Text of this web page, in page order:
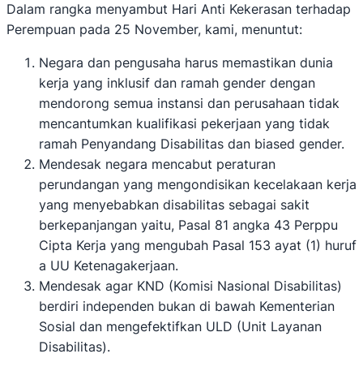
Dalam rangka menyambut Hari Anti Kekerasan terhadap
Perempuan pada 25 November, kami, menuntut:
Negara dan pengusaha harus memastikan dunia
kerja yang inklusif dan ramah gender dengan
mendorong semua instansi dan perusahaan tidak
mencantumkan kualifikasi pekerjaan yang tidak
ramah Penyandang Disabilitas dan biased gender.
Mendesak negara mencabut peraturan
perundangan yang mengondisikan kecelakaan kerja
yang menyebabkan disabilitas sebagai sakit
berkepanjangan yaitu, Pasal 81 angka 43 Perppu
Cipta Kerja yang mengubah Pasal 153 ayat (1) huruf
a UU Ketenagakerjaan.
Mendesak agar KND (Komisi Nasional Disabilitas)
berdiri independen bukan di bawah Kementerian
Sosial dan mengefektifkan ULD (Unit Layanan
Disabilitas).